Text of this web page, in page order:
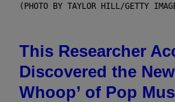
(PHOTO BY TAYLOR HILL/GETTY
This Researcher
Discovered the
Whoop’ of Pop